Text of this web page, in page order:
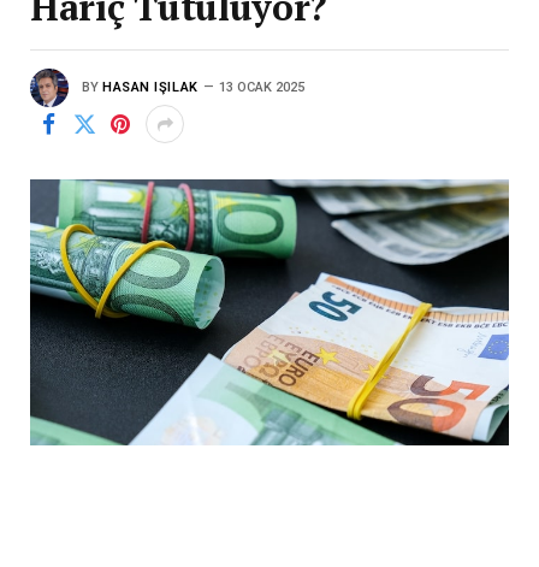
BY HASAN IŞILAK 13 OCAK 2025